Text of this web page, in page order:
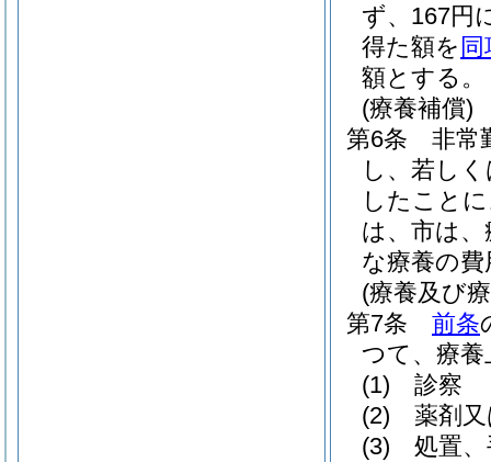
ず、167円
得た額を
額とする。
(療養補償)
第6条
非常
し、若し
したこと
は、市は
な療養の
(療養及び
第7条
前条
つて、療
(1)
診察
(2)
薬剤
(3)
処置